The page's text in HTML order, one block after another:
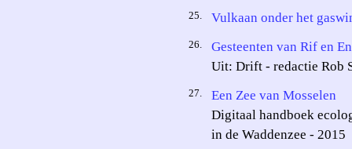
25. Vulkaan onder het
26.
Gesteenten van Rif en
Uit: Drift - redactie Rob
27.
Een Zee van Mosselen
Digitaal handboek
in de Waddenzee - 2015